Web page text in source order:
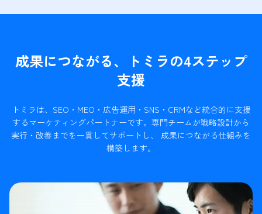
成果につながる、トミラの4ステップ
支援
トミラは、SEO・MEO・広告運用・SNS・CRMなど統合的に支援
するマーケティングパートナーです。 専門チームが戦略設計から
実行・改善までを一貫してサポートし、 成果につながる仕組みを
構築します。